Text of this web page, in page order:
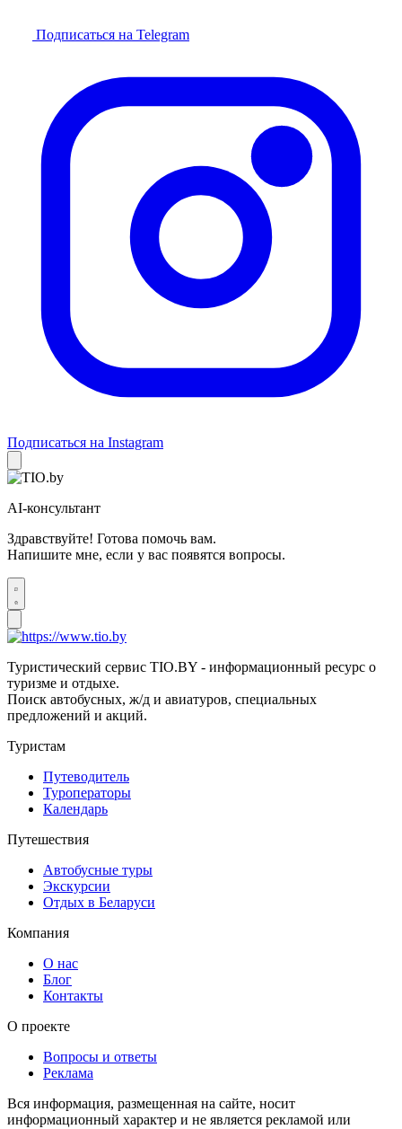
Подписаться на Telegram
Подписаться на Instagram
AI-консультант
Здравствуйте! Готова помочь вам.
Напишите мне, если у вас появятся вопросы.
Туристический сервис TIO.BY - информационный ресурс о
туризме и отдыхе.
Поиск автобусных, ж/д и авиатуров, специальных
предложений и акций.
Туристам
Путеводитель
Туроператоры
Календарь
Путешествия
Автобусные туры
Экскурсии
Отдых в Беларуси
Компания
О нас
Блог
Контакты
О проекте
Вопросы и ответы
Реклама
Вся информация, размещенная на сайте, носит
информационный характер и не является рекламой или